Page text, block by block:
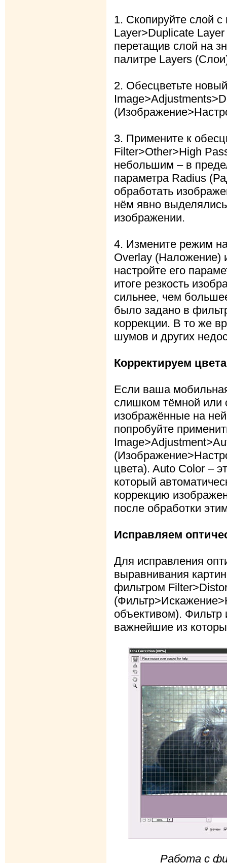
1. Скопируйте слой
Layer>Duplicate
перетащив слой на
палитре Layers
2. Обесцветьте
3. Примените к
Filter>Other>High
небольшим – в
параметра Radius
обработать
нём явно
изображении.
4. Измените режим
Overlay (Наложение)
настройте его
итоге резкость
сильнее, чем
было задано в
коррекции. В то же
шумов и других
Корректируем цвета
Если ваша
слишком тёмной или
изображённые на
попробуйте
цвета). Auto Color –
который
коррекцию
после обработки
Исправляем
Для исправления
выравнивания
фильтром
объективом). Фильтр
важнейшие из
Работа с